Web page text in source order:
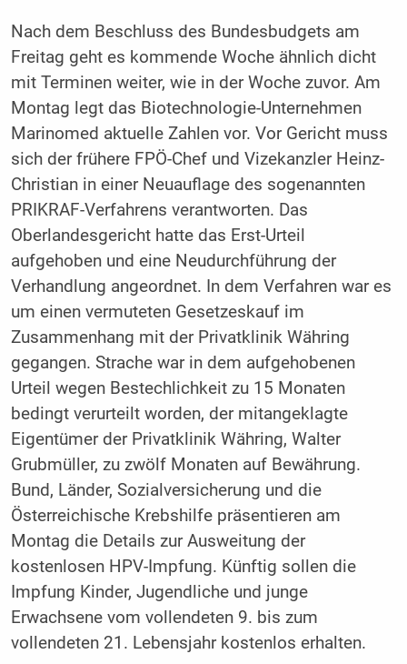
Nach dem Beschluss des Bundesbudgets am
Freitag geht es kommende Woche ähnlich dicht
mit Terminen weiter, wie in der Woche zuvor. Am
Montag legt das Biotechnologie-Unternehmen
Marinomed aktuelle Zahlen vor. Vor Gericht muss
sich der frühere FPÖ-Chef und Vizekanzler Heinz-
Christian in einer Neuauflage des sogenannten
PRIKRAF-Verfahrens verantworten. Das
Oberlandesgericht hatte das Erst-Urteil
aufgehoben und eine Neudurchführung der
Verhandlung angeordnet. In dem Verfahren war es
um einen vermuteten Gesetzeskauf im
Zusammenhang mit der Privatklinik Währing
gegangen. Strache war in dem aufgehobenen
Urteil wegen Bestechlichkeit zu 15 Monaten
bedingt verurteilt worden, der mitangeklagte
Eigentümer der Privatklinik Währing, Walter
Grubmüller, zu zwölf Monaten auf Bewährung.
Bund, Länder, Sozialversicherung und die
Österreichische Krebshilfe präsentieren am
Montag die Details zur Ausweitung der
kostenlosen HPV-Impfung. Künftig sollen die
Impfung Kinder, Jugendliche und junge
Erwachsene vom vollendeten 9. bis zum
vollendeten 21. Lebensjahr kostenlos erhalten.